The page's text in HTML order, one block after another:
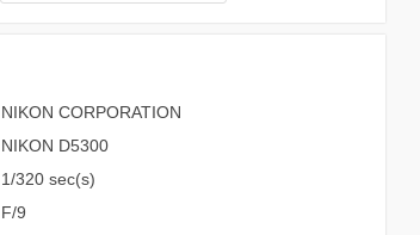
NIKON CORPORATION
NIKON D5300
1/320 sec(s)
F/9